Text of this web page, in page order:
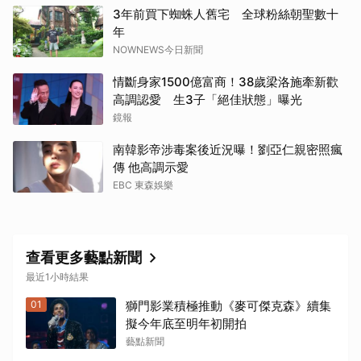
3年前買下蜘蛛人舊宅 全球粉絲朝聖數十
年
NOWNEWS今日新聞
情斷身家1500億富商！38歲梁洛施牽新歡
高調認愛 生3子「絕佳狀態」曝光
鏡報
南韓影帝涉毒案後近況曝！劉亞仁親密照瘋
傳 他高調示愛
EBC 東森娛樂
查看更多藝點新聞
最近1小時結果
01
獅門影業積極推動《麥可傑克森》續集
擬今年底至明年初開拍
藝點新聞